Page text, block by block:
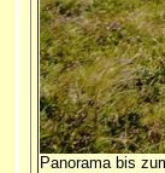
Panorama bis